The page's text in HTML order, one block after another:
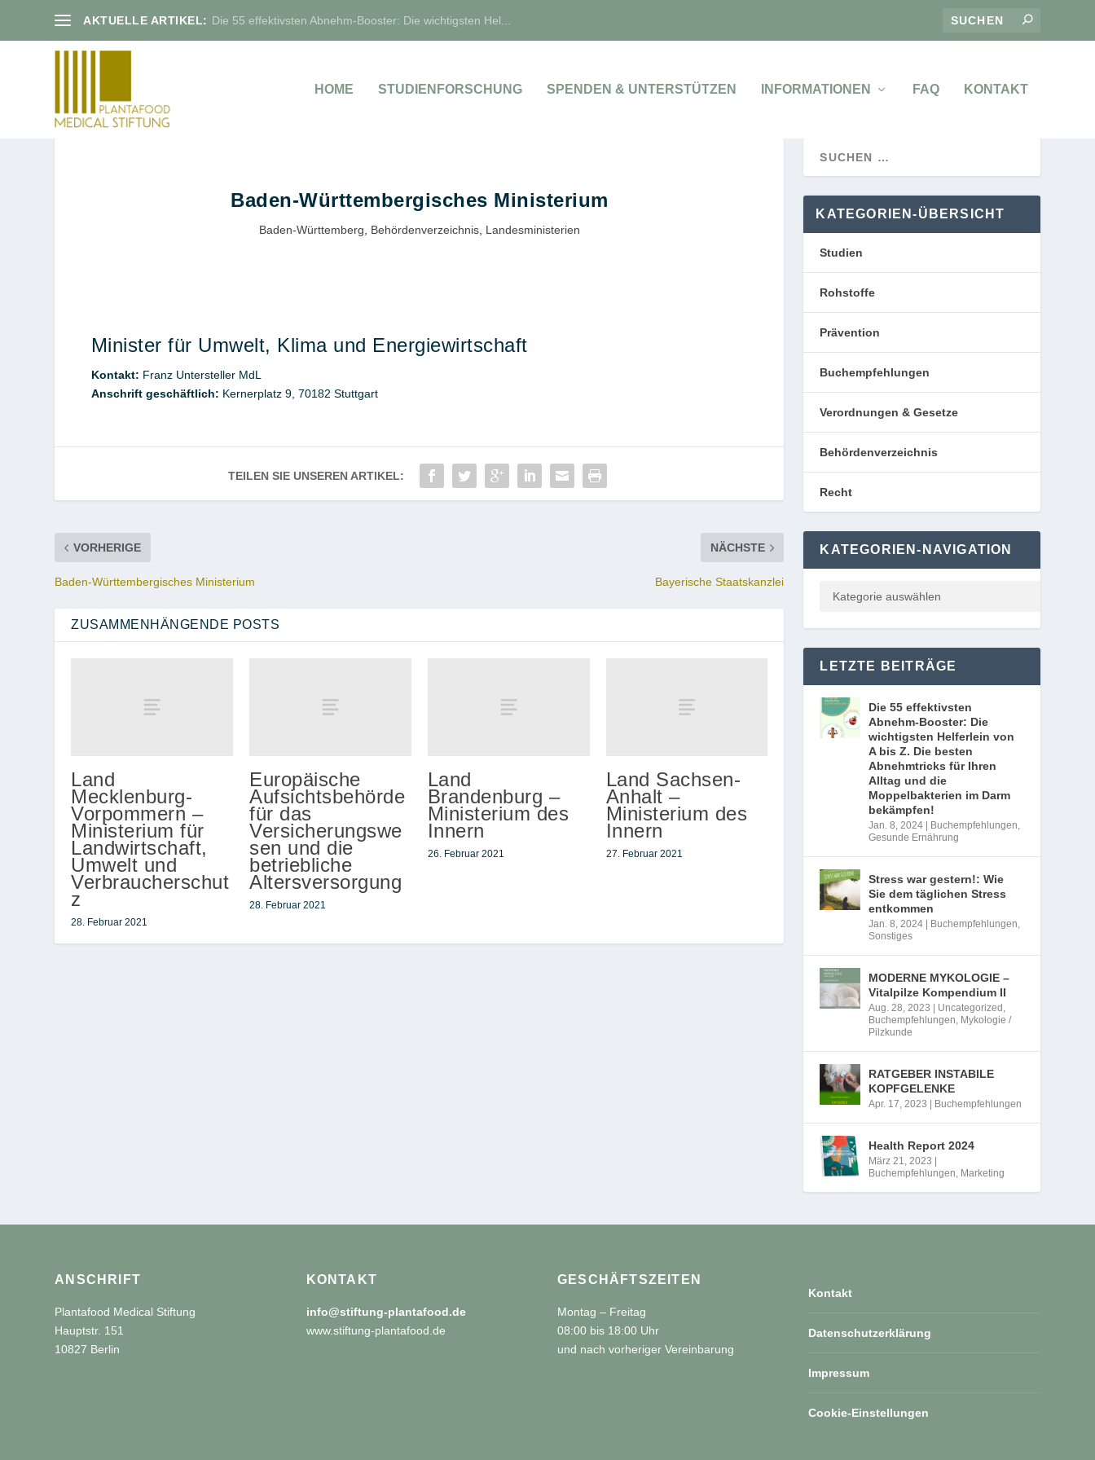
AKTUELLE ARTIKEL: Die 55 effektivsten Abnehm-Booster: Die wichtigsten Hel...
HOME STUDIENFORSCHUNG SPENDEN & UNTERSTÜTZEN INFORMATIONEN FAQ KONTAKT
Baden-Württembergisches Ministerium
Baden-Württemberg Behördenverzeichnis, Landesministerien
Minister für Umwelt, Klima und Energiewirtschaft
Kontakt: FranzUntersteller MdL
Anschrift geschäftlich: Kernerplatz 9, 70182 Stuttgart
TEILEN SIE UNSEREN ARTIKEL:
VORHERIGE
Baden-Württembergisches Ministerium
NÄCHSTE
Bayerische Staatskanzlei
ZUSAMMENHÄNGENDE POSTS
Land
Mecklenburg-
Vorpommern –
Ministerium für
Landwirtschaft,
Umwelt und
Verbraucherschut
z
28. Februar 2021
Europäische
Aufsichtsbehörde
für das
Versicherungswe
sen und die
betriebliche
Altersversorgung
28. Februar 2021
Land
Brandenburg –
Ministerium des
Innern
26. Februar 2021
Land Sachsen-
Anhalt –
Ministerium des
Innern
27. Februar 2021
KATEGORIEN-ÜBERSICHT
Studien
Rohstoffe
Prävention
Buchempfehlungen
Verordnungen & Gesetze
Behördenverzeichnis
Recht
KATEGORIEN-NAVIGATION
LETZTE BEITRÄGE
Die 55 effektivsten
Abnehm-Booster: Die
wichtigsten Helferlein von
A bis Z. Die besten
Abnehmtricks für Ihren
Alltag und die
Moppelbakterien im Darm
bekämpfen!
Jan. 8, 2024 Buchempfehlungen,
Gesunde Ernährung
Stress war gestern!: Wie
Sie dem täglichen Stress
entkommen
Jan. 8, 2024 Buchempfehlungen,
Sonstiges
MODERNE MYKOLOGIE –
Vitalpilze Kompendium II
Aug. 28, 2023 Uncategorized ,
Buchempfehlungen, Mykologie /
Pilzkunde
RATGEBER INSTABILE
KOPFGELENKE
Apr. 17, 2023 Buchempfehlungen
Health Report 2024
März 21, 2023
Buchempfehlungen, Marketing
ANSCHRIFT
Plantafood Medical Stiftung
Hauptstr. 151
10827 Berlin
KONTAKT
info@stiftung-plantafood.de
www.stiftung-plantafood.de
GESCHÄFTSZEITEN
Montag – Freitag
08:00 bis 18:00 Uhr
und nach vorheriger Vereinbarung
Kontakt
Datenschutzerklärung
Impressum
Cookie-Einstellungen